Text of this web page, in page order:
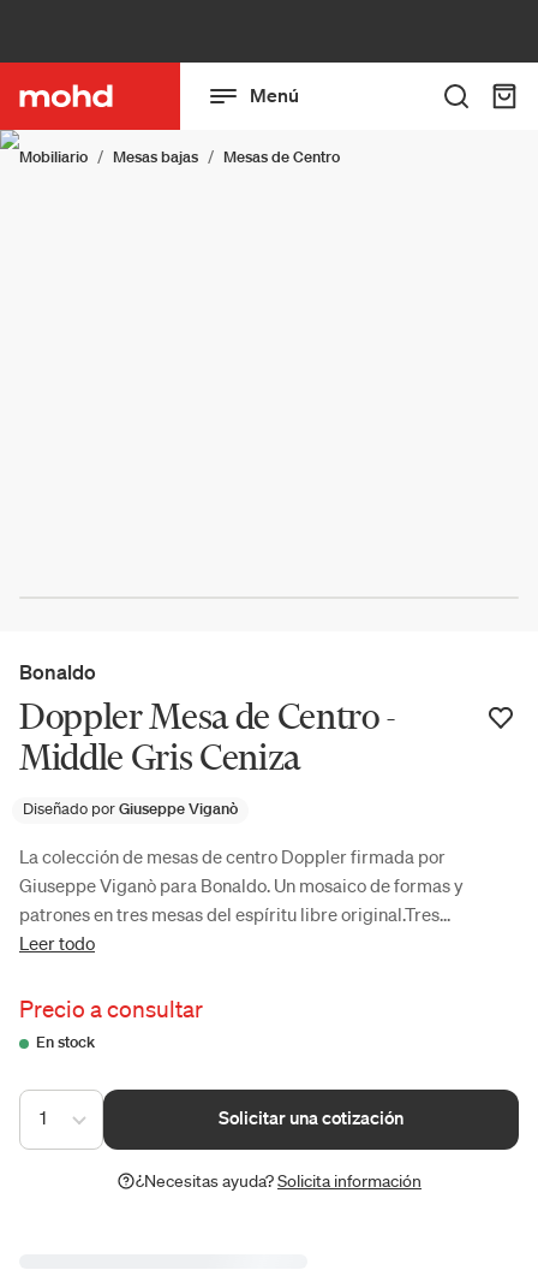
Menú
Mobiliario Mesas bajas Mesas de Centro
Bonaldo
Doppler Mesa de Centro -
Middle Gris Ceniza
Diseñado porGiuseppe Viganò
La colección de mesas de centro Doppler firmada por
Giuseppe Viganò para Bonaldo. Un mosaico de formas y
patrones en tres mesas del espíritu libre original.Tres...
Leer todo
Precio a consultar
En stock
1 Solicitar una cotización
¿Necesitas ayuda?Solicita información